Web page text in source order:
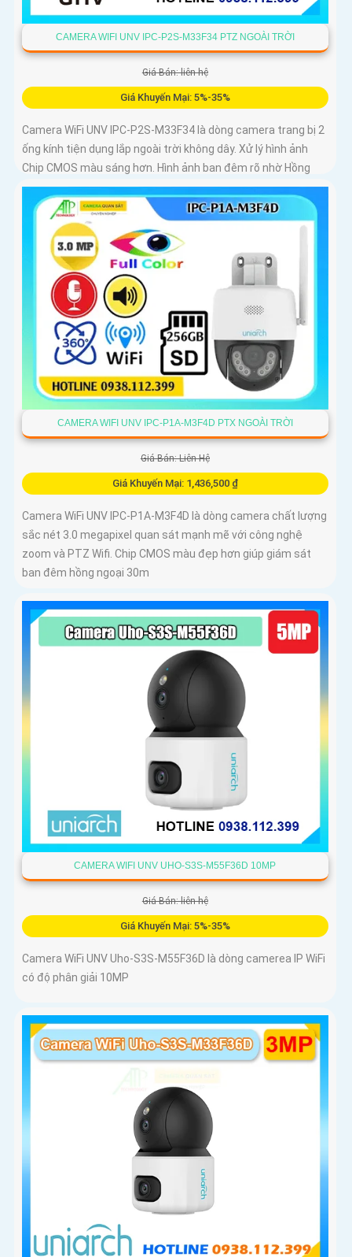
CAMERA WIFI UNV IPC-P2S-M33F34 PTZ NGOÀI TRỜI
Giá Bán: liên hệ
Giá Khuyến Mại: 5%-35%
Camera WiFi UNV IPC-P2S-M33F34 là dòng camera trang bị 2
ống kính tiện dụng lắp ngoài trời không dây. Xử lý hình ảnh
Chip CMOS màu sáng hơn. Hình ảnh ban đêm rõ nhờ Hồng
Ngoại 30m
CAMERA WIFI UNV IPC-P1A-M3F4D PTX NGOÀI TRỜI
Giá Bán: Liên Hệ
Giá Khuyến Mại: 1,436,500 ₫
Camera WiFi UNV IPC-P1A-M3F4D là dòng camera chất lượng
sắc nét 3.0 megapixel quan sát mạnh mẽ với công nghệ
zoom và PTZ Wifi. Chip CMOS màu đẹp hơn giúp giám sát
ban đêm hồng ngoại 30m
CAMERA WIFI UNV UHO-S3S-M55F36D 10MP
Giá Bán: liên hệ
Giá Khuyến Mại: 5%-35%
Camera WiFi UNV Uho-S3S-M55F36D là dòng camerea IP WiFi
có độ phân giải 10MP